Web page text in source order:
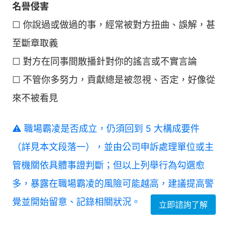
名譽侵害
☐ 你說過或做過的事，經常被對方扭曲、誤解，甚
至斷章取義
☐ 對方在同事間散播針對你的謠言或不實言論
☐ 不管你多努力，貢獻總是被忽視、否定，好像從
來不被看見
⚠️ 職場霸凌是否成立，仍須回到 5 大構成要件
（詳見本文段落一），並由公司申訴處理單位或主
管機關依具體事證判斷；但以上列舉行為勾選愈
多，暴露在職場霸凌的風險可能越高，建議提高警
覺並開始留意、記錄相關狀況。
立即諮詢了解